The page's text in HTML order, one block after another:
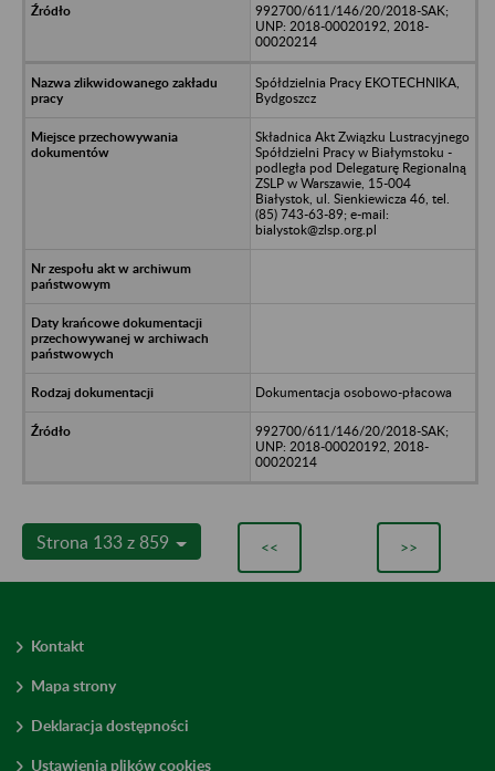
992700/611/146/20/2018-SAK;
UNP: 2018-00020192, 2018-
00020214
Spółdzielnia Pracy EKOTECHNIKA,
Bydgoszcz
Składnica Akt Związku Lustracyjnego
Spółdzielni Pracy w Białymstoku -
podległa pod Delegaturę Regionalną
ZSLP w Warszawie, 15-004
Białystok, ul. Sienkiewicza 46, tel.
(85) 743-63-89; e-mail:
bialystok@zlsp.org.pl
Dokumentacja osobowo-płacowa
992700/611/146/20/2018-SAK;
UNP: 2018-00020192, 2018-
00020214
Strona 133 z 859 << >>
Kontakt
Mapa strony
Deklaracja dostępności
Ustawienia plików cookies